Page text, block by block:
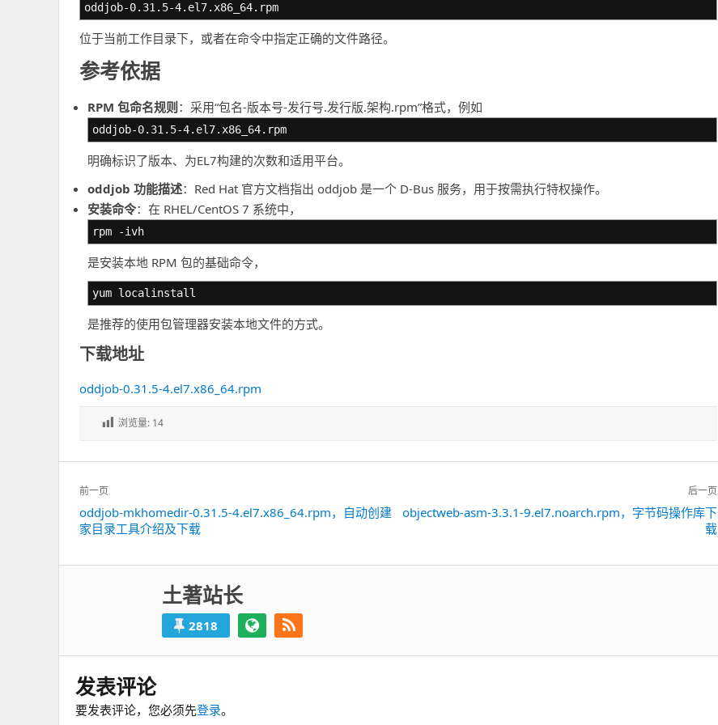
oddjob-0.31.5-4.el7.x86_64.rpm
位于当前工作目录下，或者在命令中指定正确的文件路径。
参考依据
RPM 包命名规则 ：采用“包名-版本号-发行号.发行版.架构.rpm”格式，例如
oddjob-0.31.5-4.el7.x86_64.rpm
明确标识了版本、为EL7构建的次数和适用平台。
oddjob 功能描述：Red Hat 官方文档指出 oddjob 是一个 D-Bus 服务，用于按需执行特权操作。
安装命令：在 RHEL/CentOS 7 系统中，
rpm -ivh
是安装本地 RPM 包的基础命令，
yum localinstall
是推荐的使用包管理器安装本地文件的方式。
下载地址
oddjob-0.31.5-4.el7.x86_64.rpm
浏览量: 14
文
章
导
前一页
上
一
oddjob-mkhomedir-0.31.5-4.el7.x86_64.rpm，自动创建
家目录工具介绍及下载
后一页
下
objectweb-asm-3.3.1-9.el7.noarch.rpm，字节码操作库下
载
土著站长
2818
发表评论
要发表评论，您必须先登录。